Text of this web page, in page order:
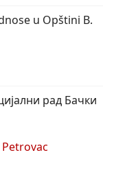
u Opštini B.
рад Бачки